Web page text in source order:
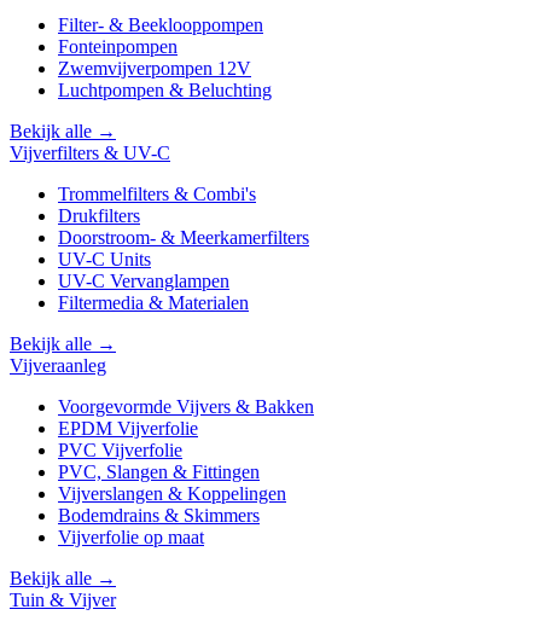
Filter- & Beeklooppompen
Fonteinpompen
Zwemvijverpompen 12V
Luchtpompen & Beluchting
Bekijk alle →
Vijverfilters & UV-C
Trommelfilters & Combi's
Drukfilters
Doorstroom- & Meerkamerfilters
UV-C Units
UV-C Vervanglampen
Filtermedia & Materialen
Bekijk alle →
Vijveraanleg
Voorgevormde Vijvers & Bakken
EPDM Vijverfolie
PVC Vijverfolie
PVC, Slangen & Fittingen
Vijverslangen & Koppelingen
Bodemdrains & Skimmers
Vijverfolie op maat
Bekijk alle →
Tuin & Vijver